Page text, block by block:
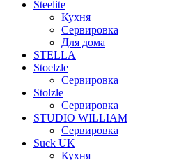
Steelite
Кухня
Сервировка
Для дома
STELLA
Stoelzle
Сервировка
Stolzle
Сервировка
STUDIO WILLIAM
Сервировка
Suck UK
Кухня